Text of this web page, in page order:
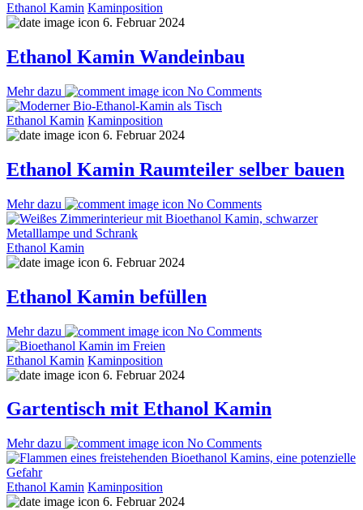
Ethanol Kamin Kaminposition
6. Februar 2024
Ethanol Kamin Wandeinbau
Mehr dazu No Comments
Ethanol Kamin Kaminposition
6. Februar 2024
Ethanol Kamin Raumteiler selber bauen
Mehr dazu No Comments
Ethanol Kamin
6. Februar 2024
Ethanol Kamin befüllen
Mehr dazu No Comments
Ethanol Kamin Kaminposition
6. Februar 2024
Gartentisch mit Ethanol Kamin
Mehr dazu No Comments
Ethanol Kamin Kaminposition
6. Februar 2024